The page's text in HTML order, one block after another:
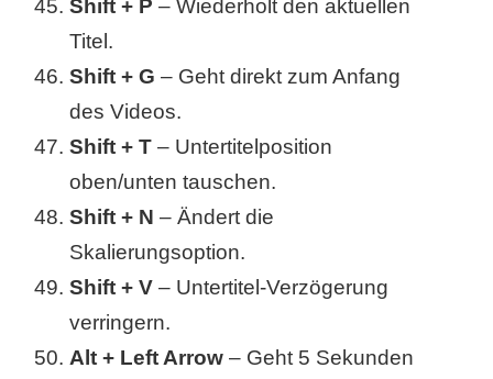
Shift + P – Wiederholt den aktuellen
Titel.
Shift + G – Geht direkt zum Anfang
des Videos.
Shift + T – Untertitelposition
oben/unten tauschen.
Shift + N – Ändert die
Skalierungsoption.
Shift + V – Untertitel-Verzögerung
verringern.
Alt + Left Arrow – Geht 5 Sekunden